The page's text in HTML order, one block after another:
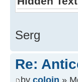
Serg
Re:
by coloin »